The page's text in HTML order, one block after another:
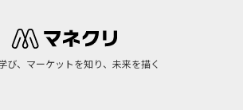
び、マーケットを知り、未来を描く